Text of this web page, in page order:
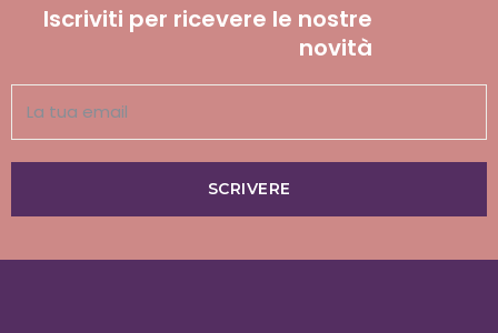
Iscriviti per ricevere le nostre
novità
SCRIVERE